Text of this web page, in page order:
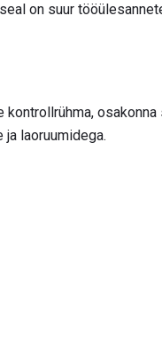
on suur
laoruumidega.